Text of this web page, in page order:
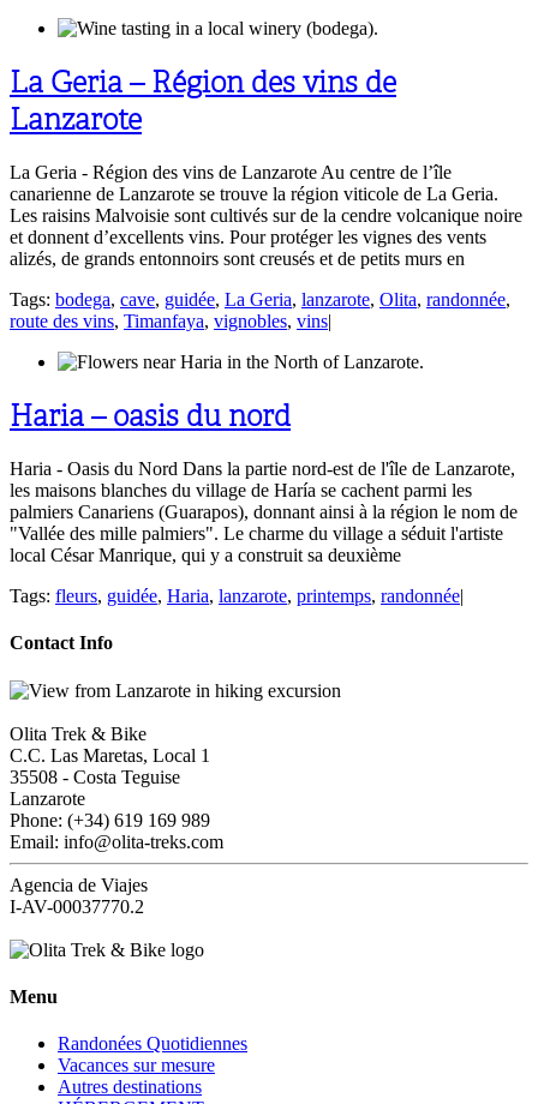
La Geria – Région des vins de
Lanzarote
La Geria - Région des vins de Lanzarote Au centre de l’île
canarienne de Lanzarote se trouve la région viticole de La Geria.
Les raisins Malvoisie sont cultivés sur de la cendre volcanique noire
et donnent d’excellents vins. Pour protéger les vignes des vents
alizés, de grands entonnoirs sont creusés et de petits murs en
Tags: bodega, cave, guidée, La Geria, lanzarote, Olita, randonnée,
route des vins, Timanfaya, vignobles, vins|
Haria – oasis du nord
Haria - Oasis du Nord Dans la partie nord-est de l'île de Lanzarote,
les maisons blanches du village de Haría se cachent parmi les
palmiers Canariens (Guarapos), donnant ainsi à la région le nom de
"Vallée des mille palmiers". Le charme du village a séduit l'artiste
local César Manrique, qui y a construit sa deuxième
Tags: fleurs, guidée, Haria, lanzarote, printemps, randonnée|
Contact Info
Olita Trek & Bike
C.C. Las Maretas, Local 1
35508 - Costa Teguise
Lanzarote
Phone: (+34) 619 169 989
Email: info@olita-treks.com
Agencia de Viajes
I-AV-00037770.2
Menu
Randonées Quotidiennes
Vacances sur mesure
Autres destinations